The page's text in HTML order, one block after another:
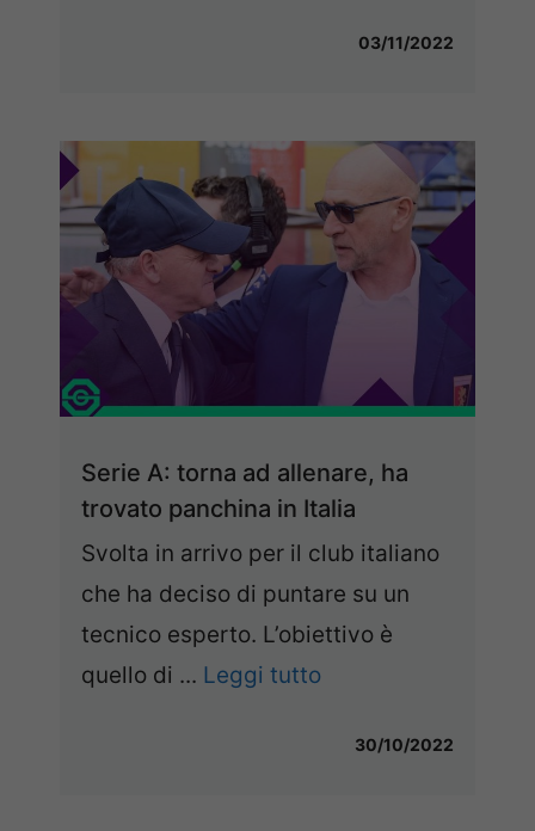
03/11/2022
Serie A: torna ad allenare, ha
trovato panchina in Italia
Svolta in arrivo per il club italiano
che ha deciso di puntare su un
tecnico esperto. L’obiettivo è
quello di ... Leggi tutto
30/10/2022